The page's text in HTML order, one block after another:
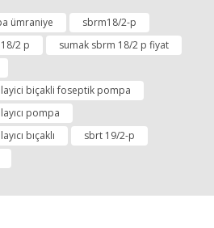
ümraniye
sbrm18/2-p
2 p
sumak sbrm 18/2 p fiyat
biçakli foseptik pompa
pompa
bıçaklı
sbrt 19/2-p